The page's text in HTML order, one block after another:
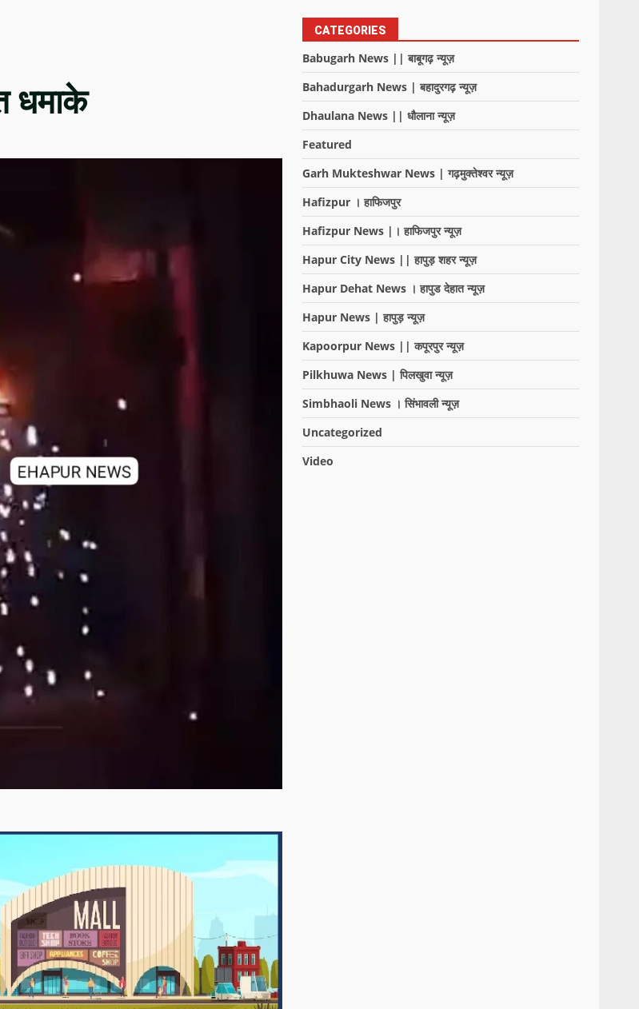
धमाके
CATEGORIES
Babugarh News || बाबूगढ़ न्यूज़
Bahadurgarh News | बहादुरगढ़ न्यूज़
Dhaulana News || धौलाना न्यूज़
Featured
Garh Mukteshwar News | गढ़मुक्तेश्वर न्यूज़
Hafizpur । हाफिजपुर
Hafizpur News |। हाफिजपुर न्यूज़
Hapur City News || हापुड़ शहर न्यूज़
Hapur Dehat News । हापुड देहात न्यूज़
Hapur News | हापुड़ न्यूज़
Kapoorpur News || कपूरपुर न्यूज़
Pilkhuwa News | पिलखुवा न्यूज़
Simbhaoli News । सिंभावली न्यूज़
Uncategorized
Video